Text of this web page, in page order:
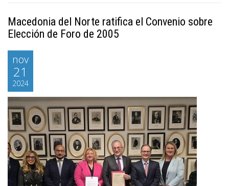
Macedonia del Norte ratifica el Convenio sobre
Elección de Foro de 2005
nov
21
2024